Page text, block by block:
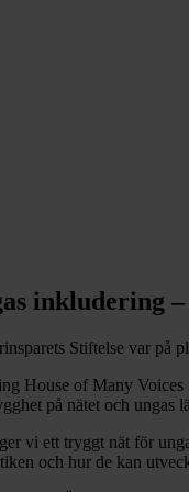
inkludering
Stiftelse var på
House of Many
på nätet och ungas
vi ett tryggt nät för
och hur de kan